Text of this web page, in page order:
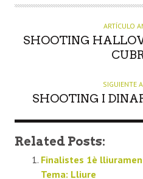
ARTÍCULO
SHOOTING
SIGUIENTE
SHOOTING I
Related Posts:
Finalistes 1è
Tema: Lliure